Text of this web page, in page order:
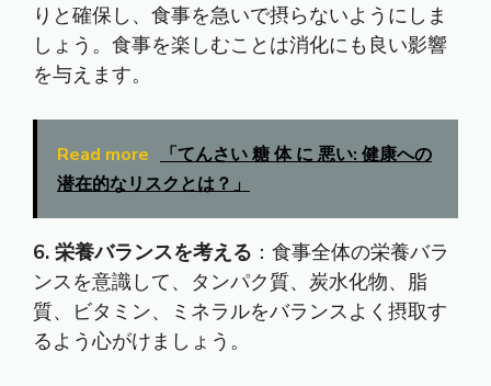
りと確保し、食事を急いで摂らないようにしま
しょう。食事を楽しむことは消化にも良い影響
を与えます。
Read more
「てんさい 糖 体 に 悪い: 健康への
潜在的なリスクとは？」
6. 栄養バランスを考える ：食事全体の栄養バラ
ンスを意識して、タンパク質、炭水化物、脂
質、ビタミン、ミネラルをバランスよく摂取す
るよう心がけましょう。